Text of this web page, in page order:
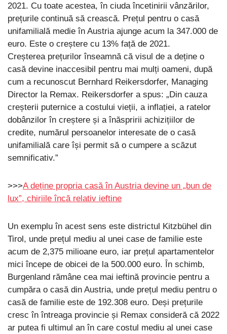
2021. Cu toate acestea, în ciuda încetinirii vânzărilor,
prețurile continuă să crească. Prețul pentru o casă
unifamilială medie în Austria ajunge acum la 347.000 de
euro. Este o creștere cu 13% față de 2021.
Creșterea prețurilor înseamnă că visul de a deține o
casă devine inaccesibil pentru mai mulți oameni, după
cum a recunoscut Bernhard Reikersdorfer, Managing
Director la Remax. Reikersdorfer a spus: „Din cauza
creșterii puternice a costului vieții, a inflației, a ratelor
dobânzilor în creștere și a înăspririi achizițiilor de
credite, numărul persoanelor interesate de o casă
unifamilială care își permit să o cumpere a scăzut
semnificativ.”
>>>A deține propria casă în Austria devine un „bun de
lux”, chiriile încă relativ ieftine
Un exemplu în acest sens este districtul Kitzbühel din
Tirol, unde prețul mediu al unei case de familie este
acum de 2,375 milioane euro, iar prețul apartamentelor
mici începe de obicei de la 500.000 euro. În schimb,
Burgenland rămâne cea mai ieftină provincie pentru a
cumpăra o casă din Austria, unde prețul mediu pentru o
casă de familie este de 192.308 euro. Deși prețurile
cresc în întreaga provincie și Remax consideră că 2022
ar putea fi ultimul an în care costul mediu al unei case